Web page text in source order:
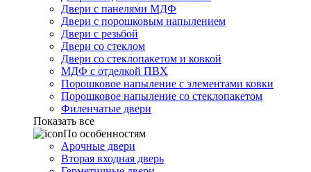
Двери с панелями МДФ
Двери с порошковым напылением
Двери с резьбой
Двери со стеклом
Двери со стеклопакетом и ковкой
МДФ с отделкой ПВХ
Порошковое напыление с элементами ковки
Порошковое напыление со стеклопакетом
Филенчатые двери
Показать все
По особенностям
Арочные двери
Вторая входная дверь